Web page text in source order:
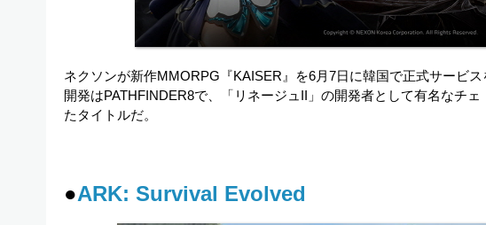
ネクソンが新作MMORPG『KAISER』を6月7日に韓国で正式サービス
開発はPATHFINDER8で、「リネージュII」の開発者として有名なチ
たタイトルだ。
●ARK: Survival Evolved